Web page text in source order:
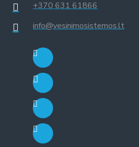
+370 631 61866
info@vesinimosistemos.lt